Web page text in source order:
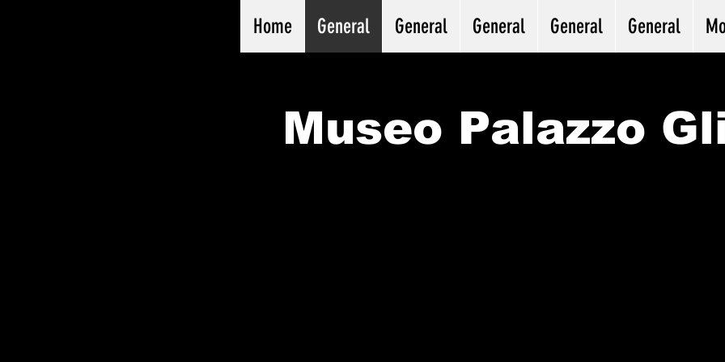
Home General General General General General
Museo Palazzo